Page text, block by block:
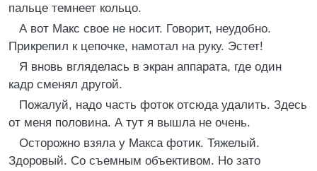
пальце темнеет кольцо.
А вот Макс свое не носит. Говорит, неудобно.
Прикрепил к цепочке, намотал на руку. Эстет!
Я вновь вгляделась в экран аппарата, где один
кадр сменял другой.
Пожалуй, надо часть фоток отсюда удалить. Здесь
от меня половина. А тут я вышла не очень.
Осторожно взяла у Макса фотик. Тяжелый.
Здоровый. Со съемным объективом. Но зато